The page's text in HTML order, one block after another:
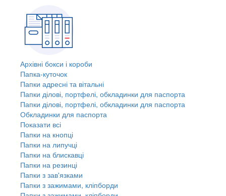
Архівні бокси і короби
Папка-куточок
Папки адресні та вітальні
Папки ділові, портфелі, обкладинки для паспорта
Папки ділові, портфелі, обкладинки для паспорта
Обкладинки для паспорта
Показати всі
Папки на кнопці
Папки на липучці
Папки на блискавці
Папки на резинці
Папки з зав'язками
Папки з зажимами, кліпборди